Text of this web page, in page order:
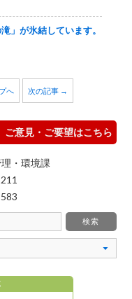
」が氷結しています。
へ 次の記事 →
ご意見・ご要望はこちら
・環境課